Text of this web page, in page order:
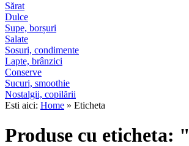
Sărat
Dulce
Supe, borșuri
Salate
Sosuri, condimente
Lapte, brânzici
Conserve
Sucuri, smoothie
Nostalgii, copilării
Esti aici: Home » Eticheta
Produse cu eticheta: "